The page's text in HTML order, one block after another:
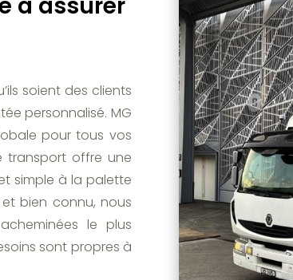
soient des clients
personnalisé. MG
pour tous vos
transport offre une
simple à la palette
bien connu, nous
le plus
sont propres à